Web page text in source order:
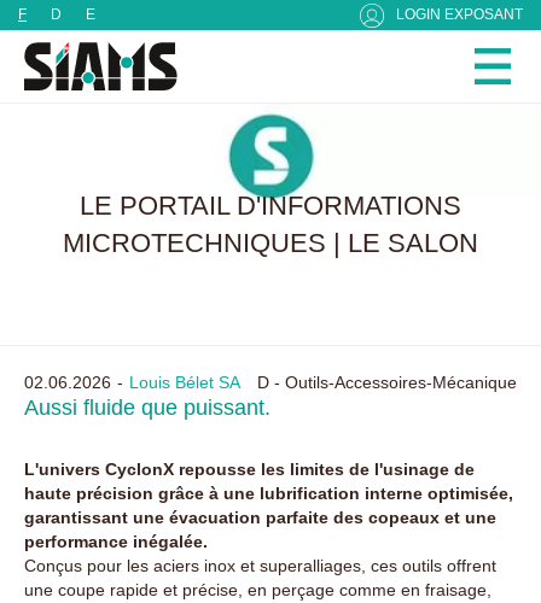
F D E LOGIN EXPOSANT
LE PORTAIL D'INFORMATIONS
MICROTECHNIQUES | LE SALON
02.06.2026 Louis Bélet SA D - Outils-Accessoires-Mécanique
Aussi fluide que puissant.
L'univers CyclonX repousse les limites de l'usinage de
haute précision grâce à une lubrification interne optimisée,
garantissant une évacuation parfaite des copeaux et une
performance inégalée.
Conçus pour les aciers inox et superalliages, ces outils offrent
une coupe rapide et précise, en perçage comme en fraisage,
Panneau de gestion des cookies